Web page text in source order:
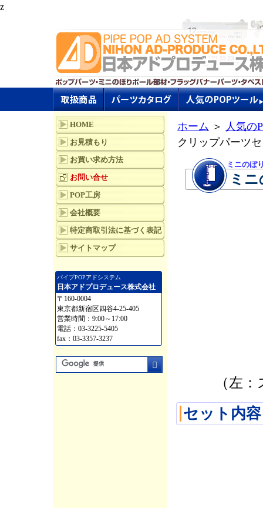
z
HOME
お見積もり
お買い求め方法
お問い合せ
POP工房
会社概要
特定商取引法に基づく表記
サイトマップ
パイプPOPアドシステム
日本アドプロデュース株式会社
〒160-0004
東京都新宿区四谷4-25-405
営業時間：9:00～17:00
電話：03-3225-5405
fax：03-3357-3237
ホーム ＞ 人気の
クリップパーツ
ミニのぼ
ミ
（左
セット内容